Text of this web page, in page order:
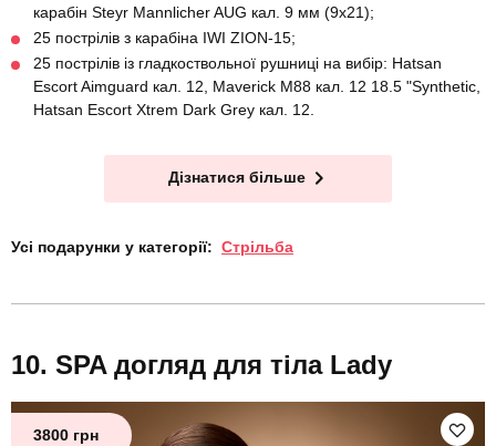
карабін Steyr Mannlicher AUG кал. 9 мм (9x21);
25 пострілів з карабіна IWI ZION-15;
25 пострілів із гладкоствольної рушниці на вибір: Hatsan
Escort Aimguard кал. 12, Maverick M88 кал. 12 18.5 "Synthetic,
Hatsan Escort Xtrem Dark Grey кал. 12.
Дізнатися більше
Усі подарунки у категорії: Стрільба
SPA догляд для тіла Lady
3800 грн